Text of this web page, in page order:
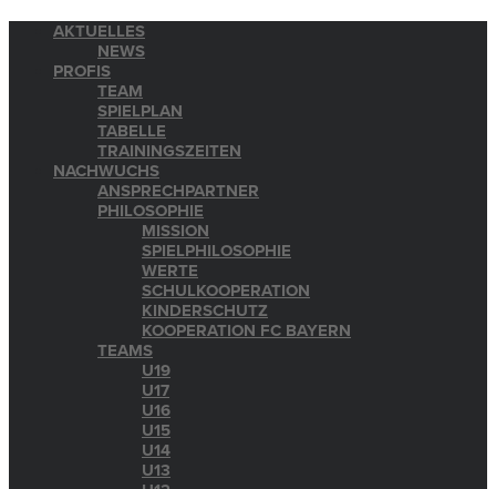
AKTUELLES
NEWS
PROFIS
TEAM
SPIELPLAN
TABELLE
TRAININGSZEITEN
NACHWUCHS
ANSPRECHPARTNER
PHILOSOPHIE
MISSION
SPIELPHILOSOPHIE
WERTE
SCHULKOOPERATION
KINDERSCHUTZ
KOOPERATION FC BAYERN
TEAMS
U19
U17
U16
U15
U14
U13